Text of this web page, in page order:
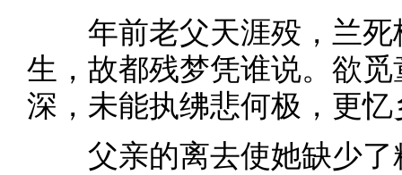
年前老父天涯殁，兰死
生，故都残梦凭谁说。欲
深，未能执绋悲何极，更
父亲的离去使她缺少了